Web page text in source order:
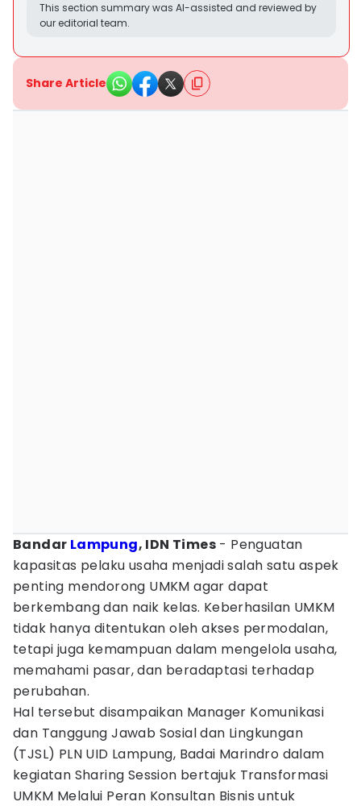
This section summary was AI-assisted and reviewed by
our editorial team.
Share Article
Bandar Lampung, IDN Times - Penguatan
kapasitas pelaku usaha menjadi salah satu aspek
penting mendorong UMKM agar dapat
berkembang dan naik kelas. Keberhasilan UMKM
tidak hanya ditentukan oleh akses permodalan,
tetapi juga kemampuan dalam mengelola usaha,
memahami pasar, dan beradaptasi terhadap
perubahan.
Hal tersebut disampaikan Manager Komunikasi
dan Tanggung Jawab Sosial dan Lingkungan
(TJSL) PLN UID Lampung, Badai Marindro dalam
kegiatan Sharing Session bertajuk Transformasi
UMKM Melalui Peran Konsultan Bisnis untuk